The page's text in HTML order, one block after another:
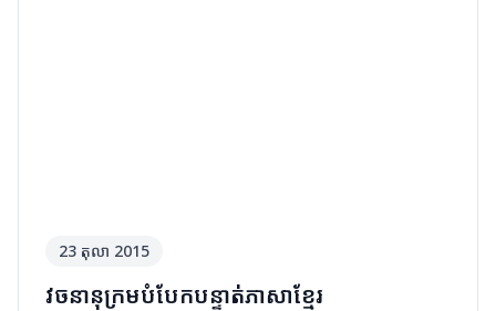
23 តុលា 2015
វចនានុក្រមបំបែកបន្ទាត់ភាសាខ្មែរ